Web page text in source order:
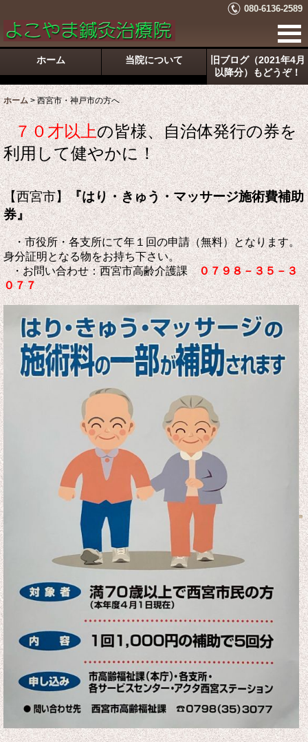
080-6136-2589
ホーム 当院について
旧ブログ（2021年4月
以降分）もどうぞ！
ホーム > 西宮市・神戸市の方へ
７０才以上の皆様、自治体発行の券を
利用して健やかに！
【西宮市】『はり・きゅう・マッサージ施術費補助
券』
・市役所・各支所にて年１回の申請（無料）となります。
身分証明となる物をお持ち下さい。
・お問い合わせ：西宮市高齢介護課０７９８－３５－３
０７７